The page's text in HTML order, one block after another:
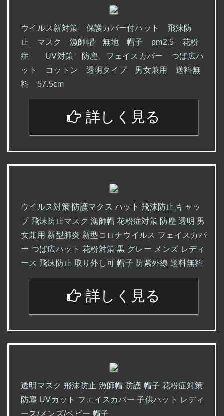
ウイルス新対策 保護カバー付ハット 飛沫防
止 マスク 漁師帽 無地 帽子 pm2.5 花粉
症 UV対策 防塵 フェイスカバー つば広ハ
ット コットン 透明タイプ 男女兼用 送料無
料 57.5cm
詳しく見る
ウイルス対策 防護マクス ハット 飛沫防止 キャッ
プ 飛沫防止マスク 漁師帽 花粉症対策 防塵 透明 男
女兼用 新型肺炎 新型コロナウイルス フェイスカバ
ー つば広ハット 花粉対策 黒 グレー メンズ レディ
ース 飛沫防止 取り外し可 帽子 防紫外線 送料無料
詳しく見る
透明マスク 飛沫防止 漁師帽 防護 帽子 花粉症対策
防塵 UVカット フェイスカバー 子供ハット レディ
ース/メンズ/ベビー 帽子